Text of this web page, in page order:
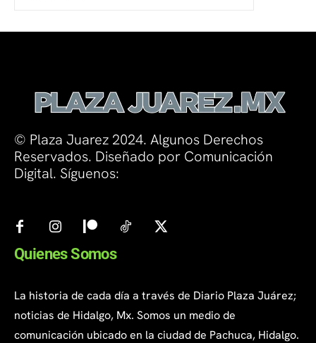
© Plaza Juarez 2024. Algunos Derechos
Reservados. Diseñado por Comunicación
Digital. Síguenos:
Quienes Somos
La historia de cada día a través de Diario Plaza Juárez;
noticias de Hidalgo, Mx. Somos un medio de
comunicación ubicado en la ciudad de Pachuca, Hidalgo.